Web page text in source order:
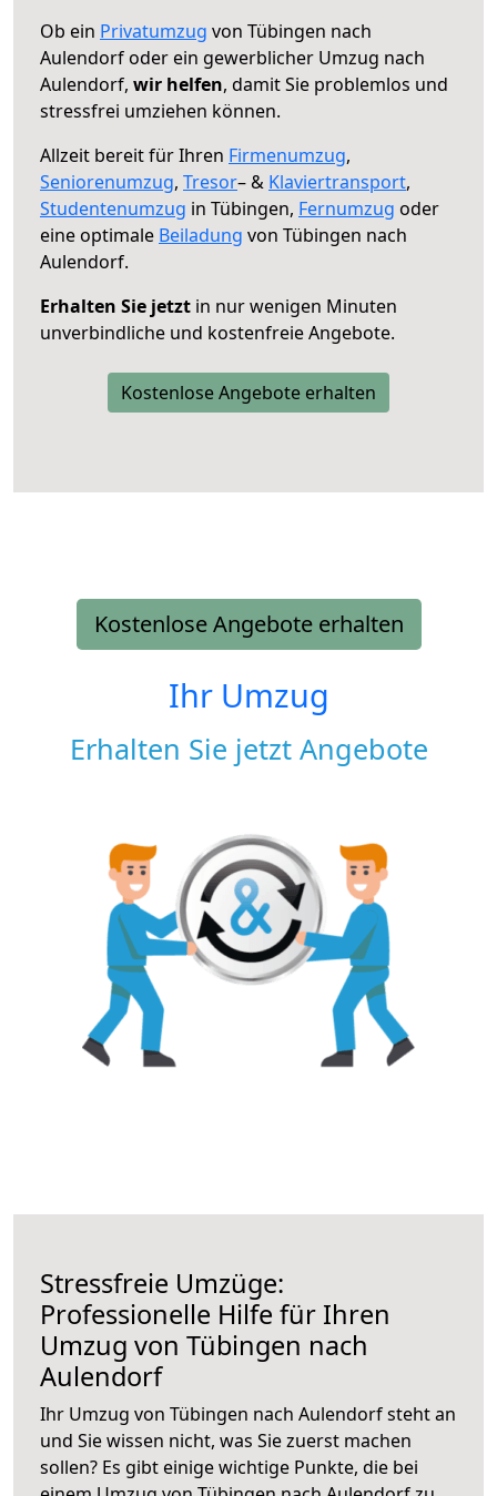
Ob ein Privatumzug von Tübingen nach
Aulendorf oder ein gewerblicher Umzug nach
Aulendorf, wir helfen, damit Sie problemlos und
stressfrei umziehen können.
Allzeit bereit für Ihren Firmenumzug,
Seniorenumzug, Tresor– & Klaviertransport,
Studentenumzug in Tübingen, Fernumzug oder
eine optimale Beiladung von Tübingen nach
Aulendorf.
Erhalten Sie jetzt in nur wenigen Minuten
unverbindliche und kostenfreie Angebote.
Kostenlose Angebote erhalten
Kostenlose Angebote erhalten
Ihr Umzug
Erhalten Sie jetzt Angebote
Stressfreie Umzüge:
Professionelle Hilfe für Ihren
Umzug von Tübingen nach
Aulendorf
Ihr Umzug von Tübingen nach Aulendorf steht an
und Sie wissen nicht, was Sie zuerst machen
sollen? Es gibt einige wichtige Punkte, die bei